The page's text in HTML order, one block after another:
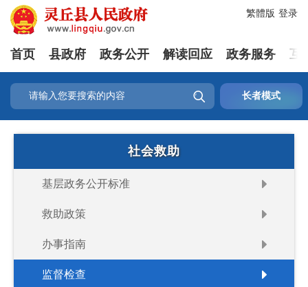
登录
繁體版
首页 县政府 政务公开 解读回应 政务服务 互
 长者模式
社会救助
基层政务公开标准
救助政策
办事指南
监督检查